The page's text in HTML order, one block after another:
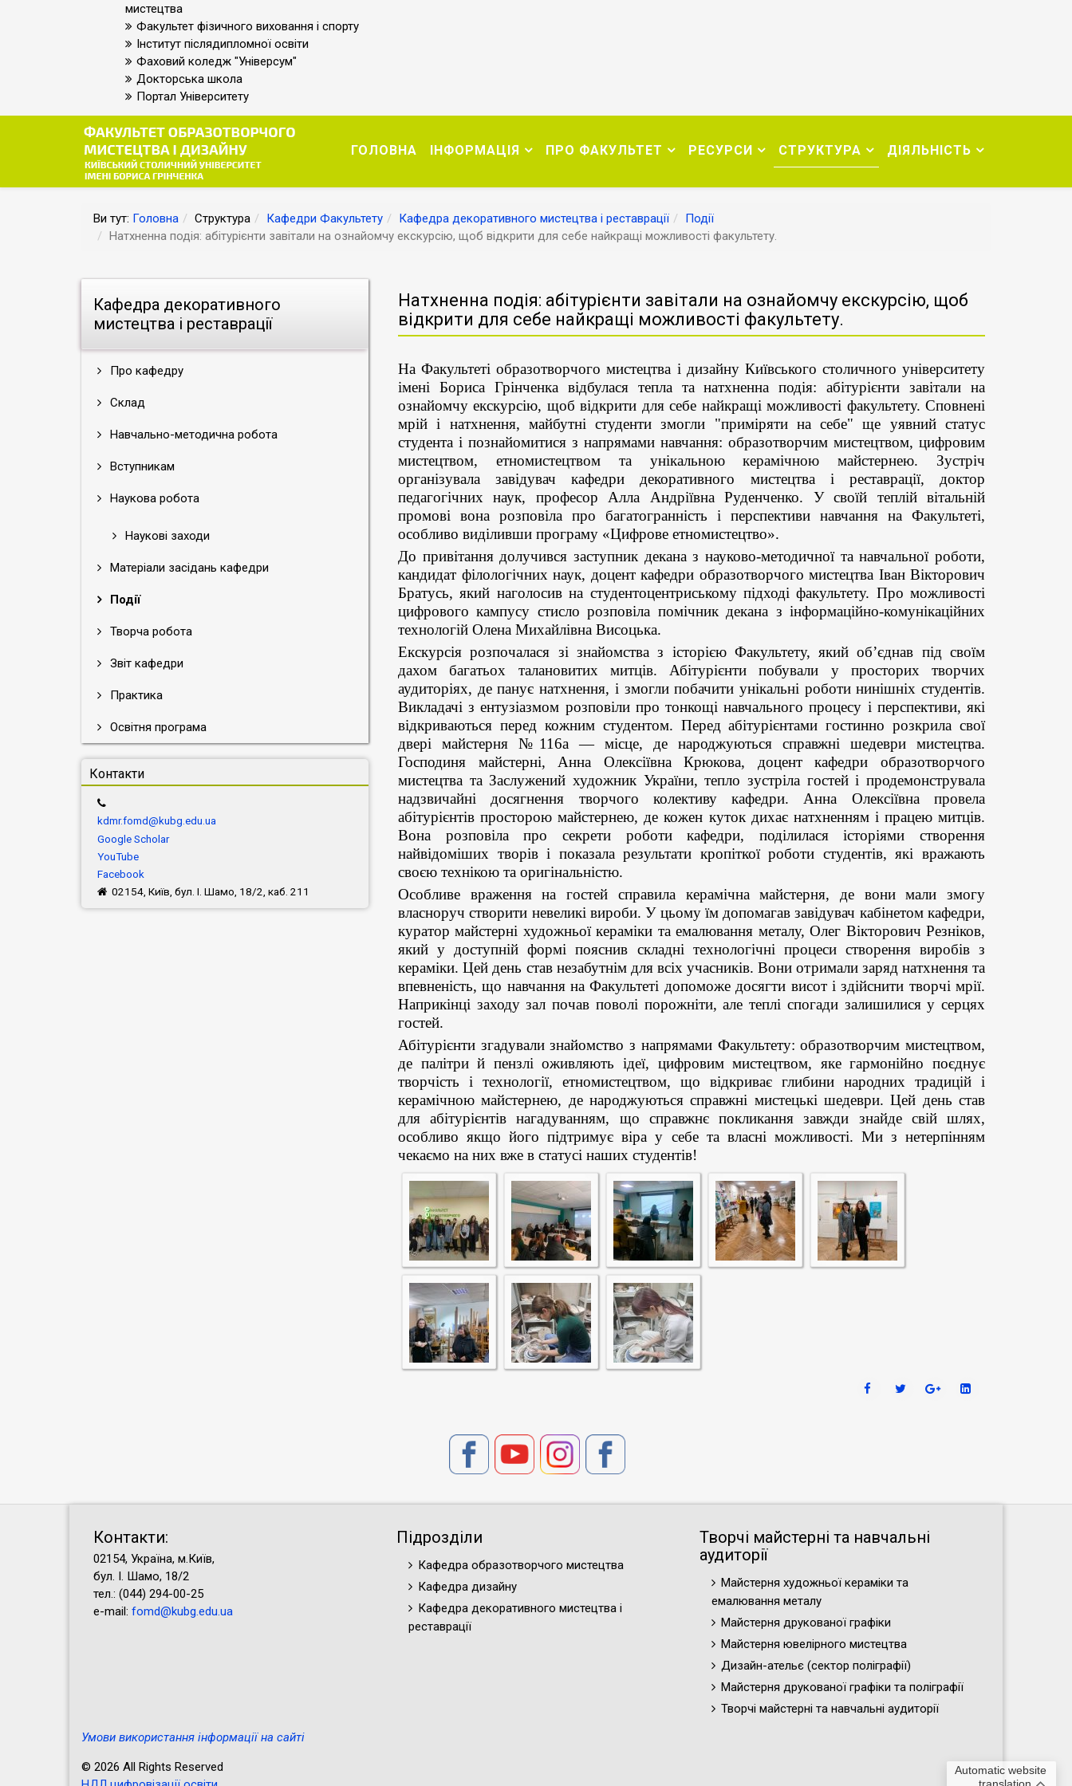
мистецтва
Факультет фізичного виховання і спорту
Інститут післядипломної освіти
Фаховий коледж "Універсум"
Докторська школа
Портал Університету
ГОЛОВНА ІНФОРМАЦІЯ ПРО ФАКУЛЬТЕТ РЕСУРСИ СТРУКТУРА ДІЯЛЬНІСТЬ
Ви тут: Головна Структура Кафедри Факультету Кафедра декоративного мистецтва і реставрації
Події
Натхненна подія: абітурієнти завітали на ознайомчу екскурсію, щоб відкрити для себе найкращі можливості факультету.
Кафедра декоративного
мистецтва і реставрації
Про кафедру
Склад
Навчально-методична робота
Вступникам
Наукова робота
Наукові заходи
Матеріали засідань кафедри
Події
Творча робота
Звіт кафедри
Практика
Освітня програма
Контакти
kdmr.fomd@kubg.edu.ua
Google Scholar
YouTube
Facebook
02154, Київ, бул. І. Шамо, 18/2, каб. 211
Натхненна подія: абітурієнти завітали на ознайомчу екскурсію, щоб
відкрити для себе найкращі можливості факультету.
На Факультеті образотворчого мистецтва і дизайну Київського столичного університету
імені Бориса Грінченка відбулася тепла та натхненна подія: абітурієнти завітали на
ознайомчу екскурсію, щоб відкрити для себе найкращі можливості факультету. Сповнені
мрій і натхнення, майбутні студенти змогли "приміряти на себе" ще уявний статус
студента і познайомитися з напрямами навчання: образотворчим мистецтвом, цифровим
мистецтвом, етномистецтвом та унікальною керамічною майстернею. Зустріч
організувала завідувач кафедри декоративного мистецтва і реставрації, доктор
педагогічних наук, професор Алла Андріївна Руденченко. У своїй теплій вітальній
промові вона розповіла про багатогранність і перспективи навчання на Факультеті,
особливо виділивши програму «Цифрове етномистецтво».
До привітання долучився заступник декана з науково-методичної та навчальної роботи,
кандидат філологічних наук, доцент кафедри образотворчого мистецтва Іван Вікторович
Братусь, який наголосив на студентоцентриському підході факультету. Про можливості
цифрового кампусу стисло розповіла помічник декана з інформаційно-комунікаційних
технологій Олена Михайлівна Висоцька.
Екскурсія розпочалася зі знайомства з історією Факультету, який об’єднав під своїм
дахом багатьох талановитих митців. Абітурієнти побували у просторих творчих
аудиторіях, де панує натхнення, і змогли побачити унікальні роботи нинішніх студентів.
Викладачі з ентузіазмом розповіли про тонкощі навчального процесу і перспективи, які
відкриваються перед кожним студентом. Перед абітурієнтами гостинно розкрила свої
двері майстерня №116а — місце, де народжуються справжні шедеври мистецтва.
Господиня майстерні, Анна Олексіївна Крюкова, доцент кафедри образотворчого
мистецтва та Заслужений художник України, тепло зустріла гостей і продемонструвала
надзвичайні досягнення творчого колективу кафедри. Анна Олексіївна провела
абітурієнтів просторою майстернею, де кожен куток дихає натхненням і працею митців.
Вона розповіла про секрети роботи кафедри, поділилася історіями створення
найвідоміших творів і показала результати кропіткої роботи студентів, які вражають
своєю технікою та оригінальністю.
Особливе враження на гостей справила керамічна майстерня, де вони мали змогу
власноруч створити невеликі вироби. У цьому їм допомагав завідувач кабінетом кафедри,
куратор майстерні художньої кераміки та емалювання металу, Олег Вікторович Резніков,
який у доступній формі пояснив складні технологічні процеси створення виробів з
кераміки. Цей день став незабутнім для всіх учасників. Вони отримали заряд натхнення та
впевненість, що навчання на Факультеті допоможе досягти висот і здійснити творчі мрії.
Наприкінці заходу зал почав поволі порожніти, але теплі спогади залишилися у серцях
гостей.
Абітурієнти згадували знайомство з напрямами Факультету: образотворчим мистецтвом,
де палітри й пензлі оживляють ідеї, цифровим мистецтвом, яке гармонійно поєднує
творчість і технології, етномистецтвом, що відкриває глибини народних традицій і
керамічною майстернею, де народжуються справжні мистецькі шедеври. Цей день став
для абітурієнтів нагадуванням, що справжнє покликання завжди знайде свій шлях,
особливо якщо його підтримує віра у себе та власні можливості. Ми з нетерпінням
чекаємо на них вже в статусі наших студентів!
Automatic website
translation
Контакти:
02154, Україна, м.Київ,
бул. І. Шамо, 18/2
тел.: (044) 294-00-25
e-mail: fomd@kubg.edu.ua
Підрозділи
Кафедра образотворчого мистецтва
Кафедра дизайну
Кафедра декоративного мистецтва і
реставрації
Творчі майстерні та навчальні
аудиторії
Майстерня художньої кераміки та
емалювання металу
Майстерня друкованої графіки
Майстерня ювелірного мистецтва
Дизайн-ательє (cектор поліграфії)
Майстерня друкованої графіки та поліграфії
Творчі майстерні та навчальні аудиторії
Умови використання інформації на сайті
© 2026 All Rights Reserved